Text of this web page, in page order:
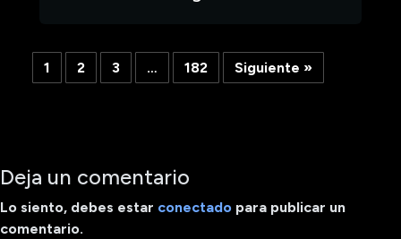
1 2 3 … 182 Siguiente »
Deja un comentario
Lo siento, debes estar conectado para publicar un
comentario.